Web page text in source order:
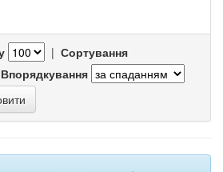
| Сортування
Впорядкування